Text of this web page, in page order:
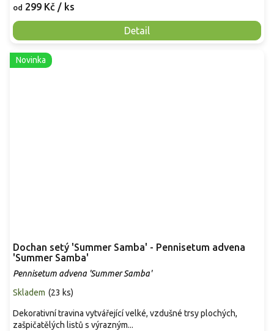
od 299 Kč / ks
Detail
Novinka
Dochan setý 'Summer Samba' - Pennisetum advena
'Summer Samba'
Pennisetum advena 'Summer Samba'
Skladem (23 ks)
Dekorativní travina vytvářející velké, vzdušné trsy plochých,
zašpičatělých listů s výrazným...